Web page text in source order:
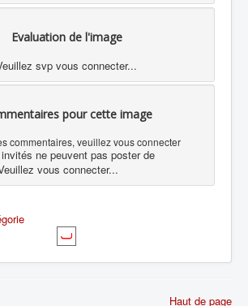
Evaluation de l'image
svp vous connecter...
pour cette image
commentaires, veuillez vous connecter
ne peuvent pas poster de
vous connecter...
Haut de page